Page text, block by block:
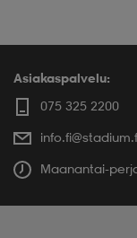
Asiakaspalvelu:
075 325 2200
Maanantai-